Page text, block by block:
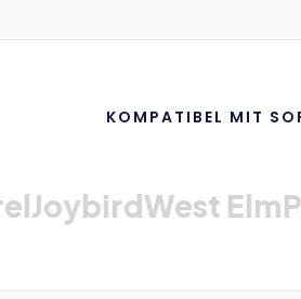
KOMPATIBEL MIT
West Elm